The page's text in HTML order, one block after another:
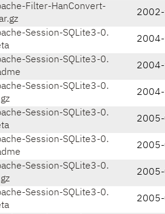
Filter-HanConvert-
2002-
Session-SQLite3-0.
2004-
Session-SQLite3-0.
2004-
Session-SQLite3-0.
2004-
Session-SQLite3-0.
2005-
Session-SQLite3-0.
2005-
Session-SQLite3-0.
2005-
Session-SQLite3-0.
2005-